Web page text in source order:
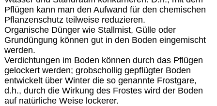
Pflügen kann man den Aufwand für den chemischen
Pflanzenschutz teilweise reduzieren.
Organische Dünger wie Stallmist, Gülle oder
Grundüngung können gut in den Boden eingemischt
werden.
Verdichtungen im Boden können durch das Pflügen
gelockert werden; grobschollig gepflügter Boden
entwickelt über Winter die so genannte Frostgare,
d.h., durch die Wirkung des Frostes wird der Boden
auf natürliche Weise lockerer.